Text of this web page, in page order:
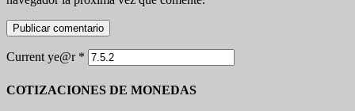
Current ye@r *
COTIZACIONES DE MONEDAS